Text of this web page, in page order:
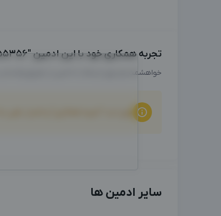
تجربه همکاری خود با این ادمین "09902555356" را با ما به اشتراک بگذارید
خواهشمندیم برای ارتباط با ادمین از طریق
سایر ادمین ها